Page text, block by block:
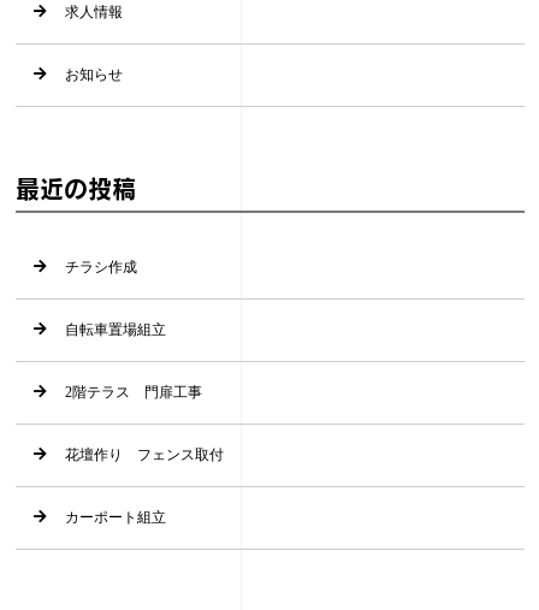
求人情報
お知らせ
最近の投稿
チラシ作成
自転車置場組立
2階テラス 門扉工事
花壇作り フェンス取付
カーポート組立